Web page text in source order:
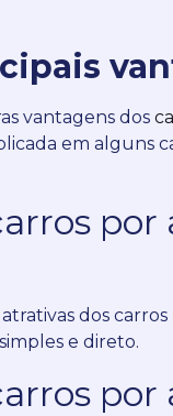
vantagens dos
em alguns
por
dos
e direto.
por